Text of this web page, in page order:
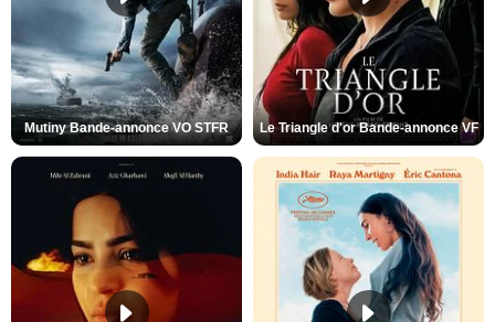
Mutiny Bande-annonce VO STFR Le Triangle d'or Bande-annonce VF